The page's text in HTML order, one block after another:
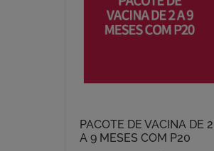
PACOTE DE VACINA DE 2
A 9 MESES COM P20